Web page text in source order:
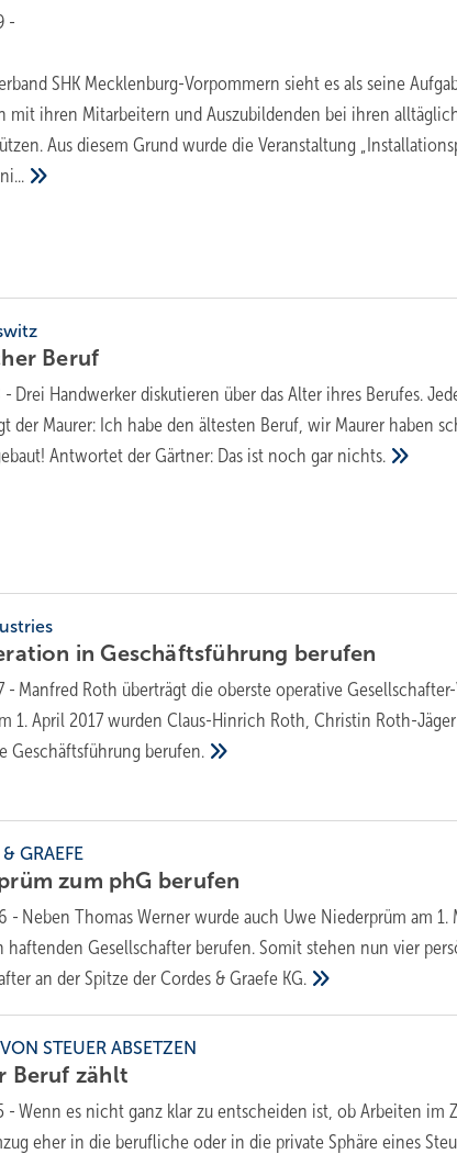
-
SHK Mecklenburg-Vorpommern sieht es als seine
mit ihren Mitarbeitern und Auszubildenden bei ihren
Aus diesem Grund wurde die Veranstaltung
Beruf
- Drei Handwerker diskutieren über das Alter ihres Berufes.
der Maurer: Ich habe den ältesten Beruf, wir Maurer haben
Antwortet der Gärtner: Das ist noch gar nichts.
in Geschäftsführung berufen
- Manfred Roth überträgt die oberste operative
1. April 2017 wurden Claus-Hinrich Roth, Christin Roth-
Geschäftsführung berufen.
GRAEFE
zum phG berufen
- Neben Thomas Werner wurde auch Uwe Niederprüm am 1.
haftenden Gesellschafter berufen. Somit stehen nun vier
an der Spitze der Cordes & Graefe KG.
STEUER ABSETZEN
Beruf zählt
- Wenn es nicht ganz klar zu entscheiden ist, ob Arbeiten im
eher in die berufliche oder in die private Sphäre eines